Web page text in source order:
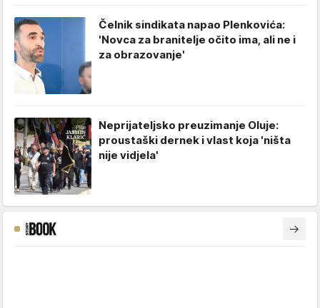
Čelnik sindikata napao Plenkovića:
'Novca za branitelje očito ima, ali ne i
za obrazovanje'
Neprijateljsko preuzimanje Oluje:
proustaški dernek i vlast koja 'ništa
nije vidjela'